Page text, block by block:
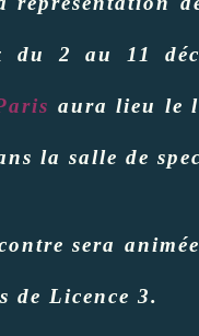
du 2 au 11
aura lieu le l
la salle de
sera
de Licence 3.